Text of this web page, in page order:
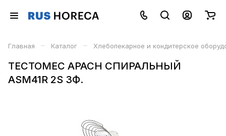
Главная – Каталог – Хлебопекарное и кондитерское
ТЕСТОМЕС APACH СПИРАЛЬНЫЙ
ASM41R 2S 3Ф.